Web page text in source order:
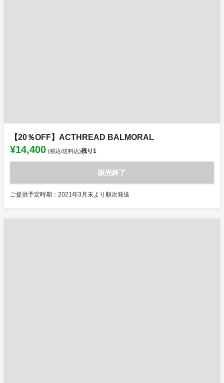
【20％OFF】ACTHREAD BALMORAL
¥14,400 (税込/送料込)残り1
販売終了
ご提供予定時期：2021年3月末より順次発送